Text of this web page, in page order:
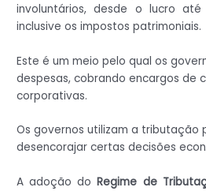
involuntários, desde o lucro
inclusive os impostos patrimoniais.
Este é um meio pelo qual os
despesas, cobrando encargos de
corporativas.
Os governos utilizam a tributação
desencorajar certas decisões
A adoção doRegime de